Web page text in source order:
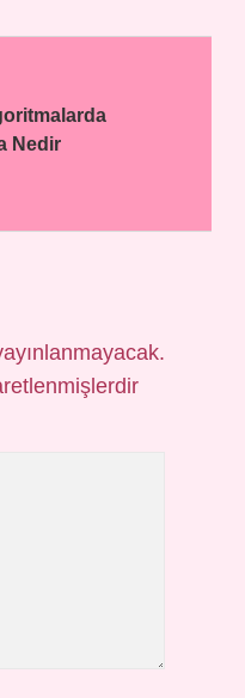
Nedir